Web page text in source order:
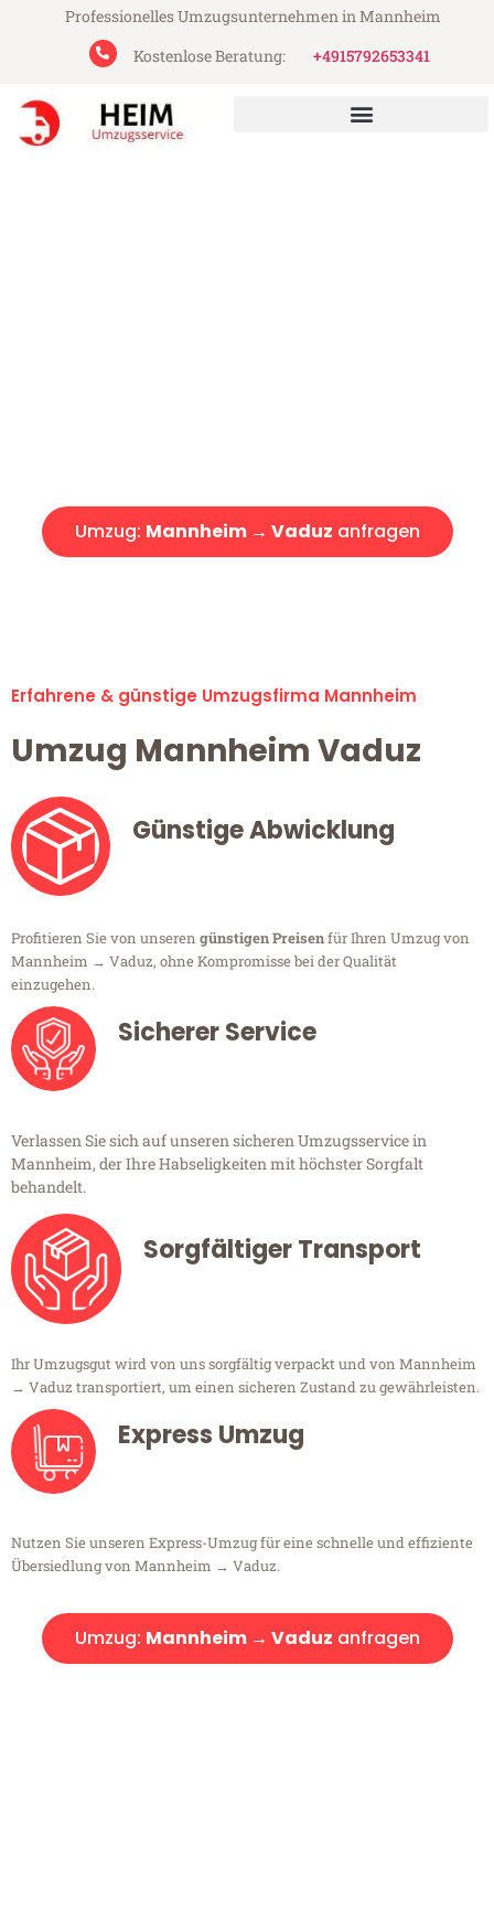
Professionelles Umzugsunternehmen in Mannheim
Kostenlose Beratung:
+4915792653341
Umzug: Mannheim → Vaduz anfragen
Erfahrene & günstige Umzugsfirma Mannheim
Umzug Mannheim Vaduz
Günstige Abwicklung
Profitieren Sie von unseren günstigen Preisenfür Ihren Umzug von
Mannheim → Vaduz, ohne Kompromisse bei der Qualität
einzugehen.
Sicherer Service
Verlassen Sie sich auf unseren sicheren Umzugsservice in
Mannheim, der Ihre Habseligkeiten mit höchster Sorgfalt
behandelt.
Sorgfältiger Transport
Ihr Umzugsgut wird von uns sorgfältig verpackt und von Mannheim
→ Vaduz transportiert, um einen sicheren Zustand zu gewährleisten.
Express Umzug
Nutzen Sie unseren Express-Umzug für eine schnelle und effiziente
Übersiedlung von Mannheim → Vaduz.
Umzug: Mannheim → Vaduz anfragen